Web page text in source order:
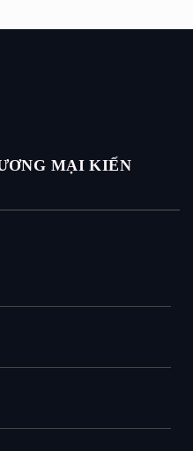
MẠI KIẾN